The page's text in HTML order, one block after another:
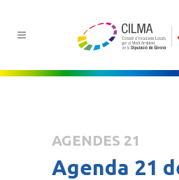
AGENDES 21
Agenda 21